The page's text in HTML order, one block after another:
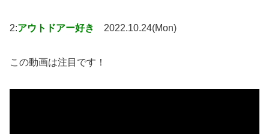
2:アウトドアー好き 2022.10.24(Mon)
この動画は注目です！